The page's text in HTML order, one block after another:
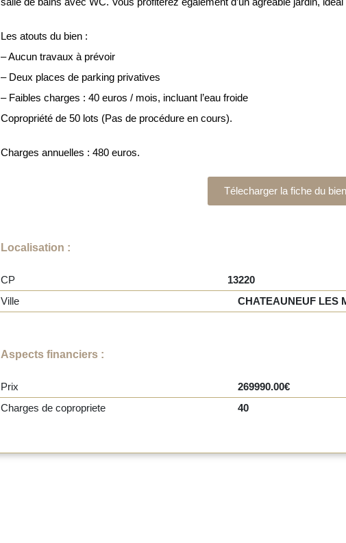
Les atouts du bien :
– Aucun travaux à prévoir
– Deux places de parking privatives
– Faibles charges : 40 euros / mois, incluant l’eau froide
Copropriété de 50 lots (Pas de procédure en cours).
Charges annuelles : 480 euros.
Télecharger la fiche du bien
Localisation :
CP
13220
Ville
CHATEAUNEUF LES
Aspects financiers :
Prix
269990.00€
Charges de copropriete
40